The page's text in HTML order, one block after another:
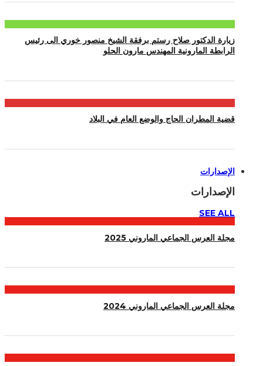
زيارة الدكتور صلاح رستم برفقة الشيخ منصور خوري الى رئيس
الرابطة المارونية المهندس مارون الحلو
قضية المطران الحاج والوضع العام في البلاد
الإصدارات
الإصدارات
SEE ALL
مجلة العرس الجماعي الماروني 2025
مجلة العرس الجماعي الماروني 2024